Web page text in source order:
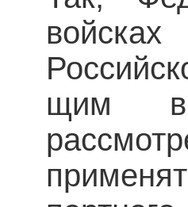
щим